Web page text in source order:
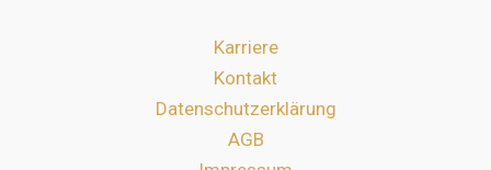
Karriere
Kontakt
Datenschutzerklärung
AGB